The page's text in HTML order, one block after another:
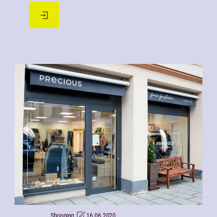
Shopping 16.06.2020